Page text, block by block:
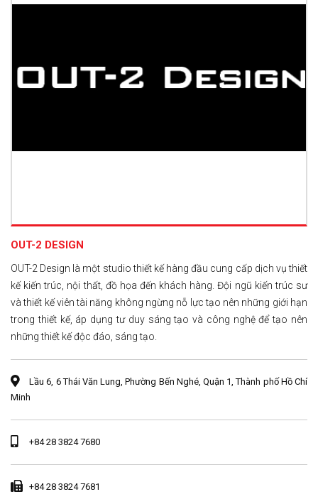
OUT-2 DESIGN
OUT-2 Design là một studio thiết kế hàng đầu cung cấp dịch vụ thiết
kế kiến trúc, nội thất, đồ họa đến khách hàng. Đội ngũ kiến trúc sư
và thiết kế viên tài năng không ngừng nỗ lực tạo nên những giới hạn
trong thiết kế, áp dụng tư duy sáng tạo và công nghệ để tạo nên
những thiết kế độc đáo, sáng tạo.
Lầu 6, 6 Thái Văn Lung, Phường Bến Nghé, Quận 1, Thành phố Hồ Chí
Minh
+84 28 3824 7680
+84 28 3824 7681